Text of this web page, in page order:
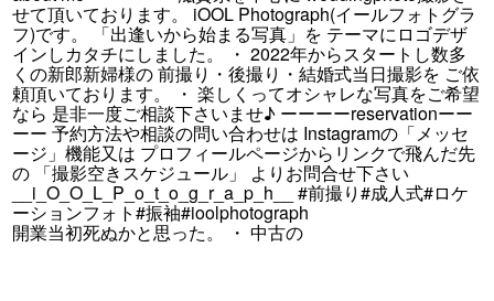
開業当初死ぬかと思った。 ・ 中古の